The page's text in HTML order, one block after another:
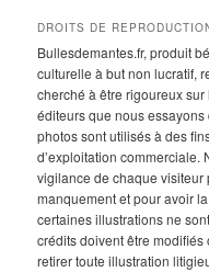
DROITS DE
Bullesdemantes.fr, produit
culturelle à but non lucratif,
cherché à être rigoureux
éditeurs que nous
photos sont utilisés à des
d’exploitation commerciale.
vigilance de chaque visiteur
manquement et pour avoir
certaines illustrations ne
crédits doivent être
retirer toute illustration